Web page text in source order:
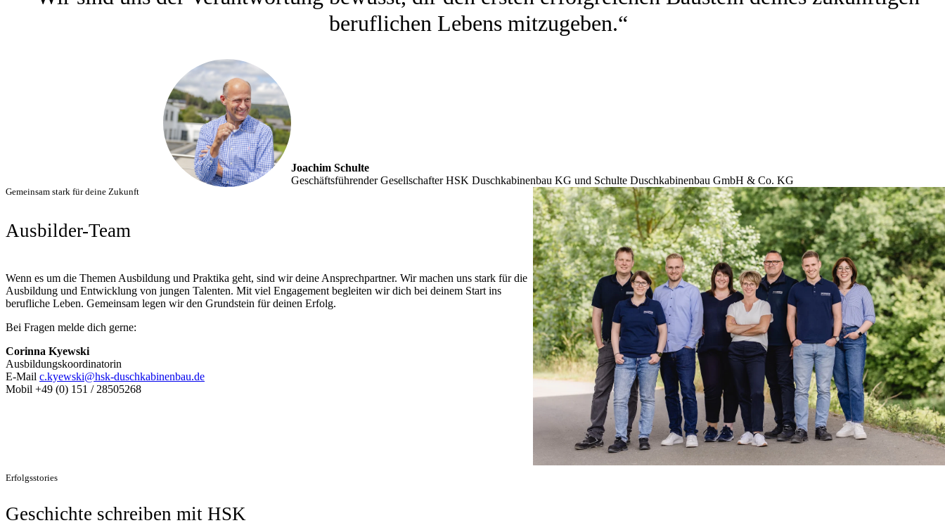
beruflichen Lebens mitzugeben.“
Joachim Schulte
Geschäftsführender Gesellschafter HSK Duschkabinenbau KG und Schulte Duschkabinenbau GmbH & Co. KG
Gemeinsam stark für deine Zukunft
Ausbilder-Team
Wenn es um die Themen Ausbildung und Praktika geht, sind wir deine Ansprechpartner. Wir machen uns stark für die
Ausbildung und Entwicklung von jungen Talenten. Mit viel Engagement begleiten wir dich bei deinem Start ins
berufliche Leben. Gemeinsam legen wir den Grundstein für deinen Erfolg.
Bei Fragen melde dich gerne:
Corinna Kyewski
Ausbildungskoordinatorin
E-Mail c.kyewski@hsk-duschkabinenbau.de
Mobil +49 (0) 151 / 28505268
Erfolgsstories
Geschichte schreiben mit HSK